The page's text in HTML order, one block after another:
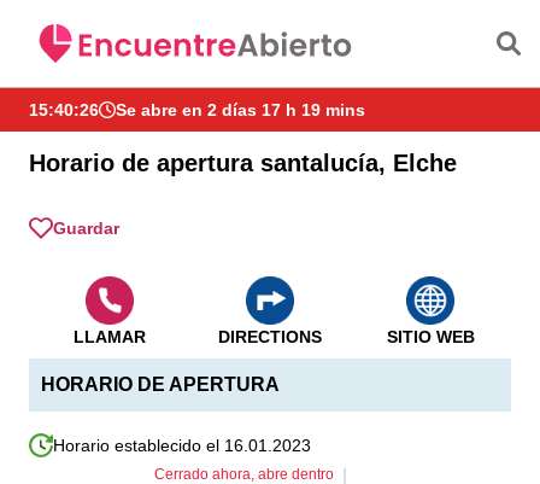
15:40:26 Se abre en 2 días 17 h 19 mins
Horario de apertura santalucía, Elche
Guardar
HORARIO DE APERTURA
Horario establecido el 16.01.2023
Cerrado ahora, abre dentro
LLAMAR DIRECTIONS SITIO WEB